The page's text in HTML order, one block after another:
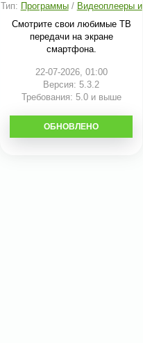
Тип: Программы/ Видеоплееры и
Смотрите свои любимые ТВ
передачи на экране
смартфона.
22-07-2026, 01:00
Версия: 5.3.2
Требования: 5.0 и выше
СКАЧАТЬ
ОБНОВЛЕНО